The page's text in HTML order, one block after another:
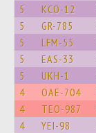
5 KCO-12
5 GR-785
5 LFM-55
5 EAS-33
5 UKH-1
4 OAE-704
4 TEO-987
4 YEI-98